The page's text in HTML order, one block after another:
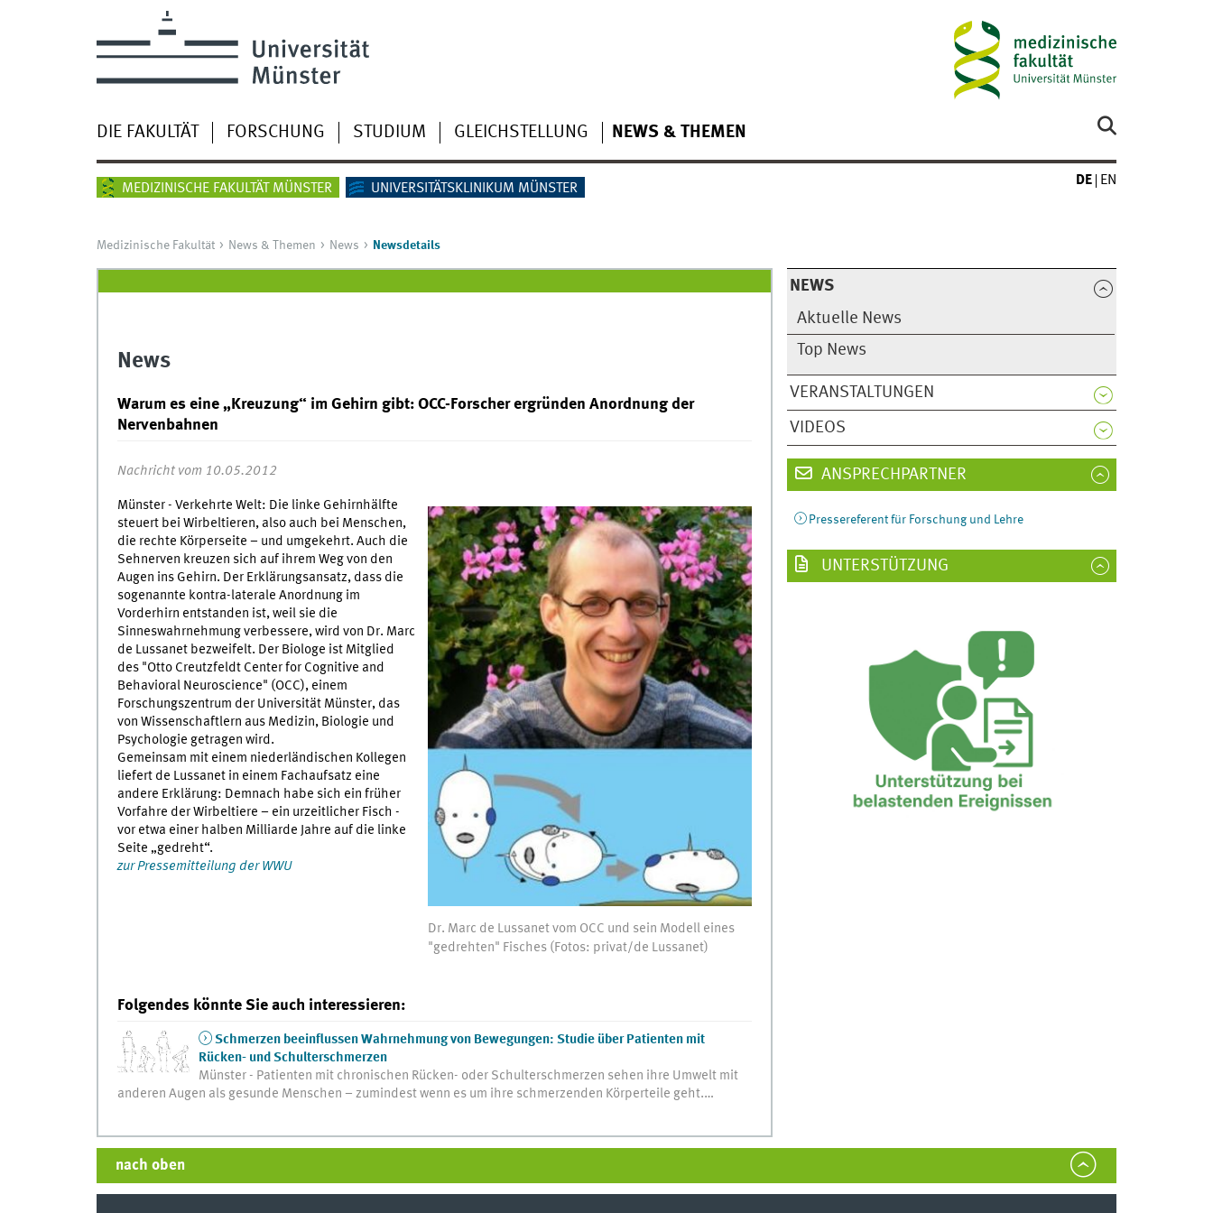
DIE FAKULTÄT FORSCHUNG STUDIUM GLEICHSTELLUNG NEWS & THEMEN
MEDIZINISCHE FAKULTÄT MÜNSTER UNIVERSITÄTSKLINIKUM MÜNSTER
DE EN
Medizinische Fakultät News & Themen News Newsdetails
NEWS
Aktuelle News
Top News
VERANSTALTUNGEN
VIDEOS
News
Warum es eine „Kreuzung“ im Gehirn gibt: OCC-Forscher ergründen Anordnung der
Nervenbahnen
Nachricht vom 10.05.2012
Dr. Marc de Lussanet vom OCC und sein Modell eines
"gedrehten" Fisches (Fotos: privat/de Lussanet)
Münster - Verkehrte Welt: Die linke Gehirnhälfte
steuert bei Wirbeltieren, also auch bei Menschen,
die rechte Körperseite – und umgekehrt. Auch die
Sehnerven kreuzen sich auf ihrem Weg von den
Augen ins Gehirn. Der Erklärungsansatz, dass die
sogenannte kontra-laterale Anordnung im
Vorderhirn entstanden ist, weil sie die
Sinneswahrnehmung verbessere, wird von Dr. Marc
de Lussanet bezweifelt. Der Biologe ist Mitglied
des "Otto Creutzfeldt Center for Cognitive and
Behavioral Neuroscience" (OCC), einem
Forschungszentrum der Universität Münster, das
von Wissenschaftlern aus Medizin, Biologie und
Psychologie getragen wird.
Gemeinsam mit einem niederländischen Kollegen
liefert de Lussanet in einem Fachaufsatz eine
andere Erklärung: Demnach habe sich ein früher
Vorfahre der Wirbeltiere – ein urzeitlicher Fisch -
vor etwa einer halben Milliarde Jahre auf die linke
Seite „gedreht“.
zur Pressemitteilung der WWU
Folgendes könnte Sie auch interessieren:
Schmerzen beeinflussen Wahrnehmung von Bewegungen: Studie über Patienten mit
Rücken- und Schulterschmerzen
Münster - Patienten mit chronischen Rücken- oder Schulterschmerzen sehen ihre Umwelt mit
anderen Augen als gesunde Menschen – zumindest wenn es um ihre schmerzenden Körperteile geht.…
ANSPRECHPARTNER
Pressereferent für Forschung und Lehre
UNTERSTÜTZUNG
nach oben